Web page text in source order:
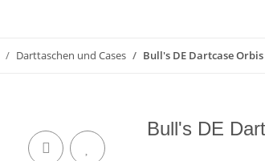
Darttaschen und Cases Bull's DE Dartcase Orbis
Bull's DE